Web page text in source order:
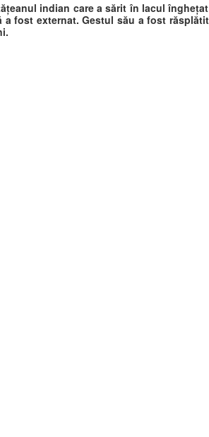
indian care a sărit în lacul
a fost externat. Gestul său a fost